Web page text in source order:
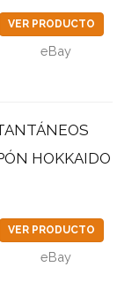
VER PRODUCTO
eBay
HOKKAIDO
VER PRODUCTO
eBay